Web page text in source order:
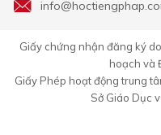
Giấy chứng nhận đăng ký
hoạch và
Giấy Phép hoạt động trung
Sở Giáo Dục